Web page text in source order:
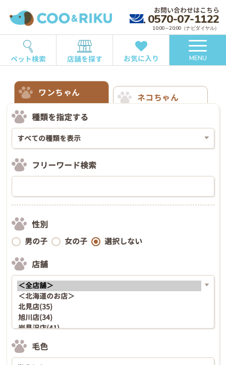
お問い合わせはこちら
0570-07-1122
10:00～20:00（ナビダイヤル）
ペット検索 店舗を探す お気に入り MENU
ワンちゃん
ネコちゃん
種類を指定する
フリーワード検索
性別
男の子 女の子 選択しない
店舗
毛色